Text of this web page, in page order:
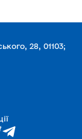
28, 01103;